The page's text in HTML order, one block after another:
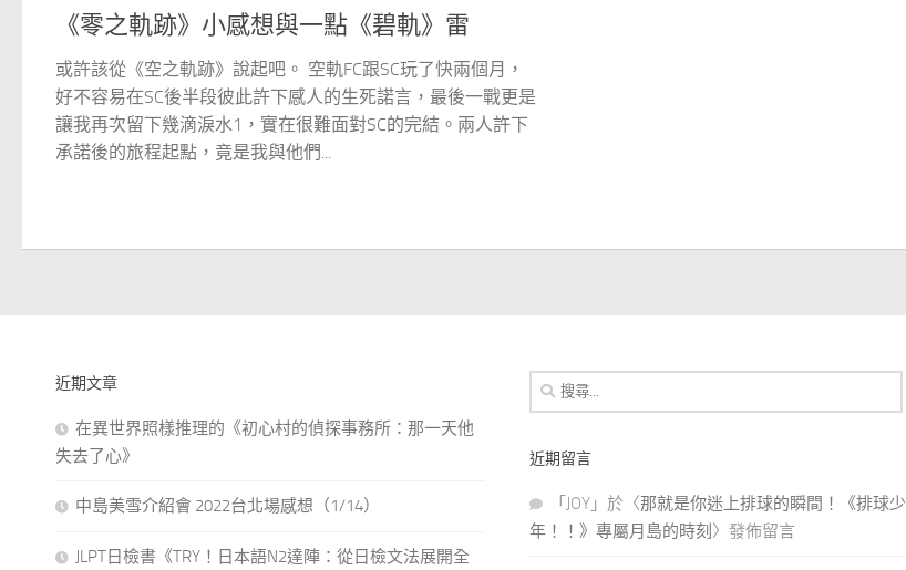
《零之軌跡》小感想與一點《碧軌》雷
或許該從《空之軌跡》說起吧。 空軌FC跟SC玩了快兩個月，
好不容易在SC後半段彼此許下感人的生死諾言，最後一戰更是
讓我再次留下幾滴淚水1，實在很難面對SC的完結。兩人許下
承諾後的旅程起點，竟是我與他們...
近期文章
在異世界照樣推理的《初心村的偵探事務所：那一天他
失去了心》
中島美雪介紹會 2022台北場感想（1/14）
JLPT日檢書《TRY！日本語N2達陣：從日檢文法展開全
搜
尋
鍵
近期留言
「 JOY」於〈那就是你迷上排球的瞬間！《排球少
年！！》專屬月島的時刻 〉發佈留言